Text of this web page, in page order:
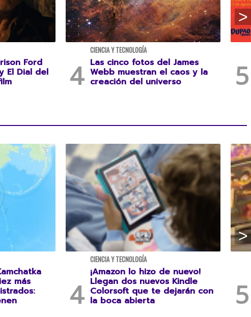
Ford
El Dial del
CIENCIA Y TECNOLOGÍA
Las cinco fotos del James
Webb muestran el caos y la
creación del universo
más
CIENCIA Y TECNOLOGÍA
¡Amazon lo hizo de nuevo!
Llegan dos nuevos Kindle
Colorsoft que te dejarán con
la boca abierta